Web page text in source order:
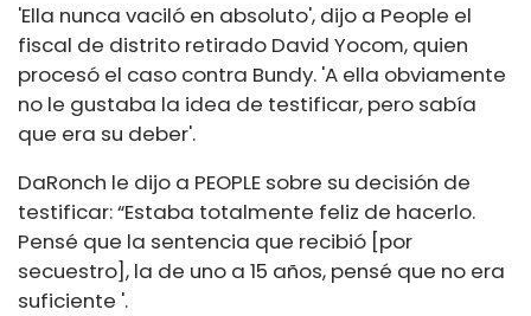
'Ella nunca vaciló en absoluto', dijo a People el
fiscal de distrito retirado David Yocom, quien
procesó el caso contra Bundy. 'A ella obviamente
no le gustaba la idea de testificar, pero sabía
que era su deber'.
DaRonch le dijo a PEOPLE sobre su decisión de
testificar: “Estaba totalmente feliz de hacerlo.
Pensé que la sentencia que recibió [por
secuestro], la de uno a 15 años, pensé que no era
suficiente '.